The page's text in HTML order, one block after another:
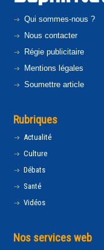
Qui sommes-nous ?
Nous contacter
Régie publicitaire
Mentions légales
Soumettre article
Rubriques
Actualité
Culture
Débats
Santé
Vidéos
Nos services web